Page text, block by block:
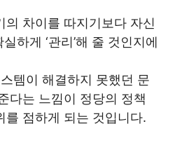
의 차이를 따지기보다 자신
하게 ‘관리’해 줄 것인지에
템이 해결하지 못했던 문
다는 느낌이 정당의 정책
를 점하게 되는 것입니다.